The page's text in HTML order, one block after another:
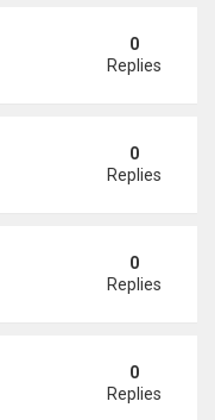
chức để phán đối
0
Replies
nhưng số phận an bài
0
Replies
táo bạo, khoe vòng
0
Replies
dự tiệc ở đảo Ibiza
0
Replies